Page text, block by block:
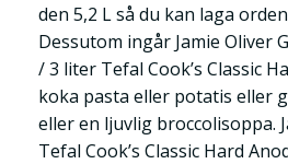
den 5,2 L så du kan laga
Dessutom ingår Jamie Oliver
/ 3 liter Tefal Cook’s Classic
koka pasta eller potatis eller
eller en ljuvlig broccolisoppa.
Tefal Cook’s Classic Hard